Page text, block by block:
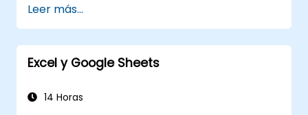
consultas.
Prepararse para el examen de
certificación de Cognos Analytics.
Leer más...
Excel y Google Sheets
14 Horas